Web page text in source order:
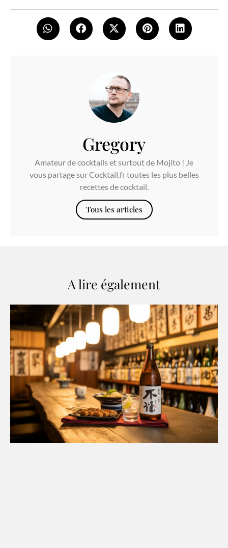
Gregory
Amateur de cocktails et surtout de Mojito ! Je
vous partage sur Cocktail.fr toutes les plus belles
recettes de cocktail.
Tous les articles
A lire également